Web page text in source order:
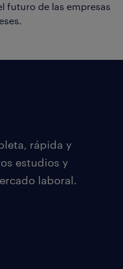
futuro de las empresas
rápida y
estudios y
laboral.